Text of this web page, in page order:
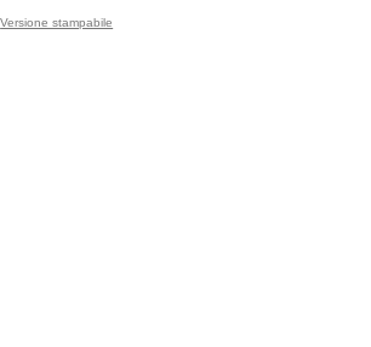
Versione stampabile